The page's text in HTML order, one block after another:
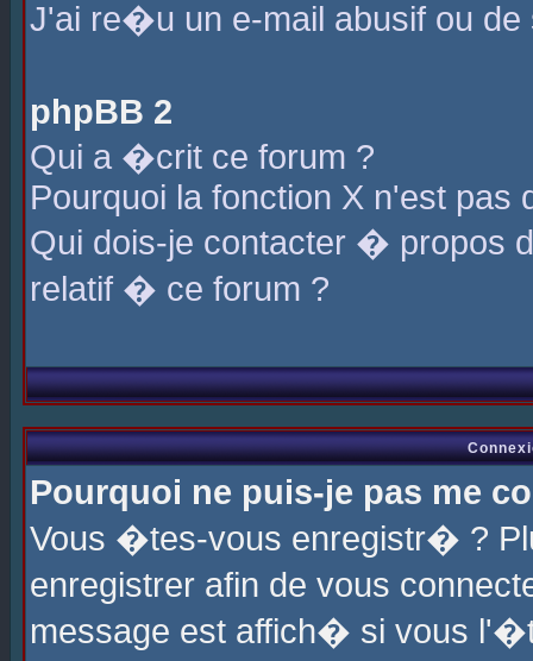
J'ai re�u un e-mail abusif ou de
phpBB 2
Qui a �crit ce forum ?
Pourquoi la fonction X n'est pas
Qui dois-je contacter � propos
relatif � ce forum ?
Pourquoi ne puis-je pas me
Vous �tes-vous enregistr� ?
enregistrer afin de vous
message est affich� si vous